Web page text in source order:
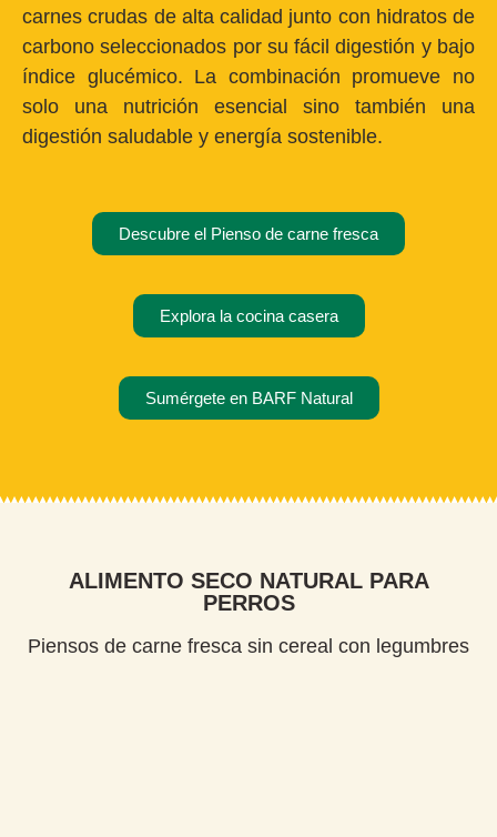
carnes crudas de alta calidad junto con hidratos de
carbono seleccionados por su fácil digestión y bajo
índice glucémico. La combinación promueve no
solo una nutrición esencial sino también una
digestión saludable y energía sostenible.
Descubre el Pienso de carne fresca
Explora la cocina casera
Sumérgete en BARF Natural
ALIMENTO SECO NATURAL PARA
PERROS
Piensos de carne fresca sin cereal con legumbres